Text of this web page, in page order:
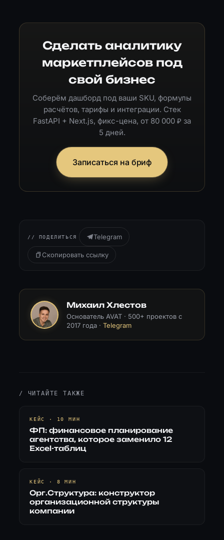
Сделать аналитику
маркетплейсов под
свой бизнес
Соберём дашборд под ваши SKU, формулы
расчётов, тарифы и интеграции. Стек
FastAPI + Next.js, фикс-цена, от 80 000 ₽ за
5 дней.
Записаться на бриф
// ПОДЕЛИТЬСЯ Telegram
Скопировать ссылку
Михаил Хлестов
Основатель AVAT · 500+ проектов с
2017 года · Telegram
/ ЧИТАЙТЕ ТАКЖЕ
КЕЙС · 10 МИН
ФП: финансовое планирование
агентства, которое заменило 12
Excel-таблиц
КЕЙС · 8 МИН
Орг.Структура: конструктор
организационной структуры
компании